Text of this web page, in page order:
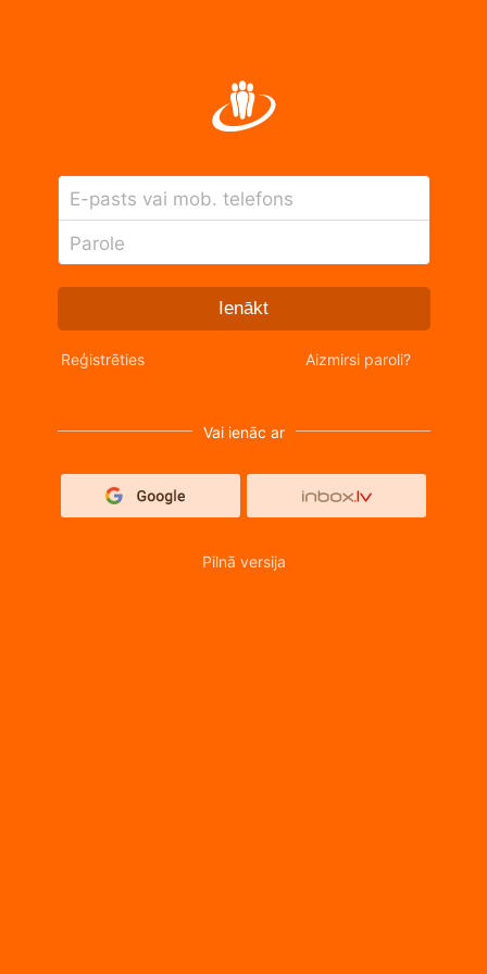
E-pasts vai mob. telefons
Parole
Ienākt
Reģistrēties Aizmirsi paroli?
Vai ienāc ar
Pilnā versija